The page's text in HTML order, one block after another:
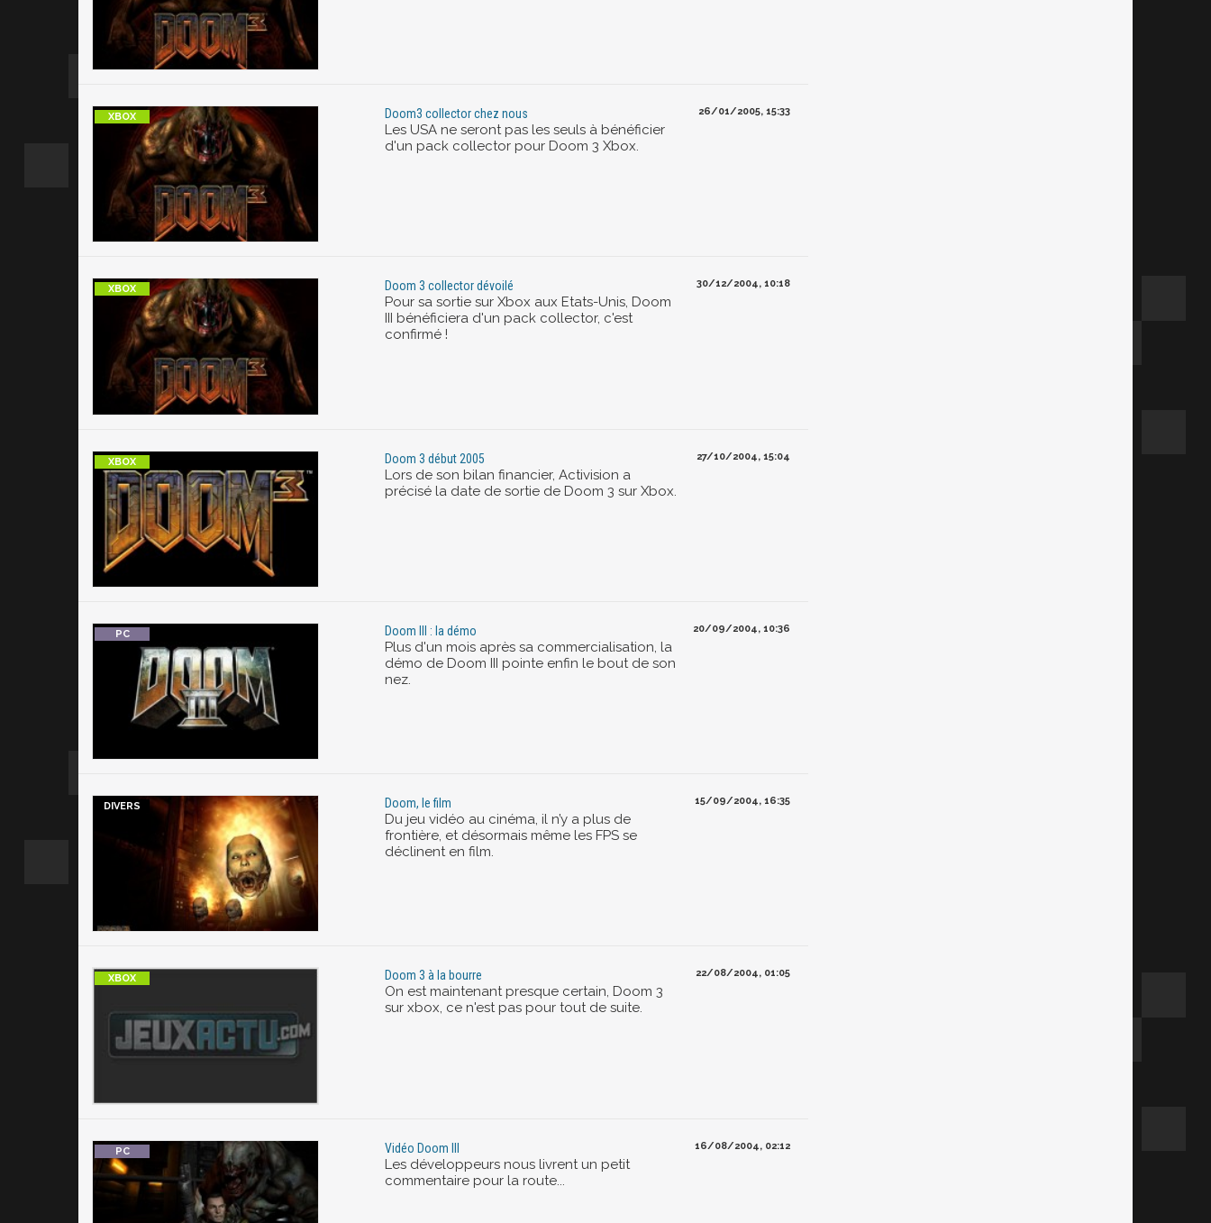
Doom3 collector chez nous
Les USA ne seront pas les seuls à bénéficier
d'un pack collector pour Doom 3 Xbox.
26/01/2005, 15:33
Doom 3 collector dévoilé
Pour sa sortie sur Xbox aux Etats-Unis, Doom
III bénéficiera d'un pack collector, c'est
confirmé !
30/12/2004, 10:18
Doom 3 début 2005
Lors de son bilan financier, Activision a
précisé la date de sortie de Doom 3 sur Xbox.
27/10/2004, 15:04
Doom III : la démo
Plus d'un mois après sa commercialisation, la
démo de Doom III pointe enfin le bout de son
nez.
20/09/2004, 10:36
Doom, le film
Du jeu vidéo au cinéma, il n’y a plus de
frontière, et désormais même les FPS se
déclinent en film.
15/09/2004, 16:35
Doom 3 à la bourre
On est maintenant presque certain, Doom 3
sur xbox, ce n'est pas pour tout de suite.
22/08/2004, 01:05
Vidéo Doom III
Les développeurs nous livrent un petit
commentaire pour la route...
16/08/2004, 02:12